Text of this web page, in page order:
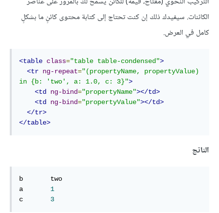
الكائنات. سيفيدك ذلك إن كنت تحتاج إلى كتابة محتوى كائنٍ ما بشكلٍ
كامل في العرض.
<table class="table table-condensed">
<tr ng-repeat="(propertyName, propertyValue)
in {b: 'two', a: 1.0, c: 3}">
<td
ng-bind="propertyName"></td>
<td
ng-bind="propertyValue"></td>
</tr>
</table>
الناتج
b	two
1
3